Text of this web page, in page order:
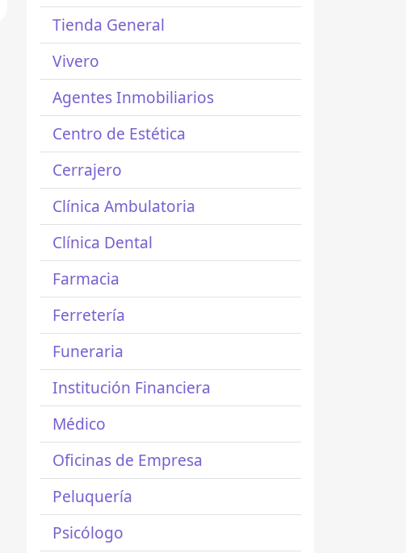
Tienda General
Vivero
Agentes Inmobiliarios
Centro de Estética
Cerrajero
Clínica Ambulatoria
Clínica Dental
Farmacia
Ferretería
Funeraria
Institución Financiera
Médico
Oficinas de Empresa
Peluquería
Psicólogo